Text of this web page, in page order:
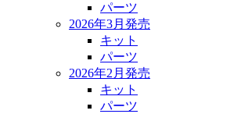
パーツ
2026年3月発売
キット
パーツ
2026年2月発売
キット
パーツ